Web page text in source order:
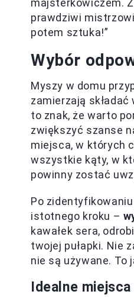
majsterkowiczem.
prawdziwi
potem sztuka!”
Wybór
Myszy w domu
zamierzają
to znak, że warto
zwiększyć szanse
miejsca, w których
wszystkie kąty, w
powinny zostać
Po
istotnego kroku –
kawałek sera,
twojej pułapki. Nie
nie są używane. To
Idealne